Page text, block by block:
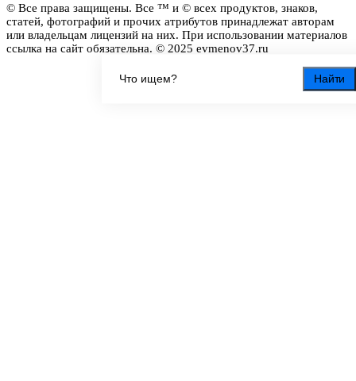
Найти
© Все права защищены. Все ™ и © всех продуктов, знаков,
статей, фотографий и прочих атрибутов принадлежат авторам
или владельцам лицензий на них. При использовании материалов
ссылка на сайт обязательна. © 2025 evmenov37.ru